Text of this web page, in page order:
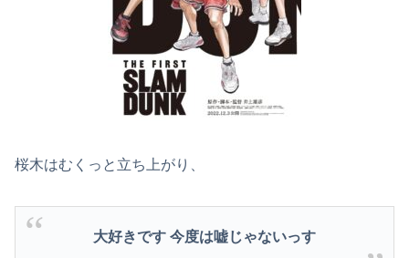
桜木はむくっと立ち上がり、
大好きです 今度は嘘じゃないっす